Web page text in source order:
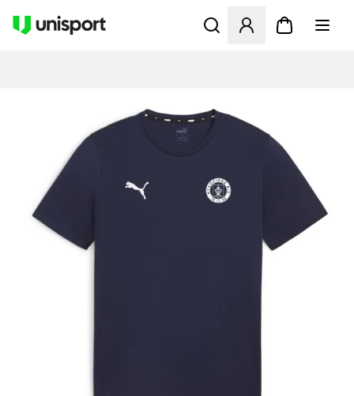
Apre una finestra modale